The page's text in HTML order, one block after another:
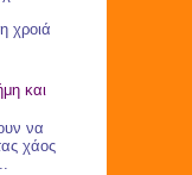
χροιά
και
να
χάος